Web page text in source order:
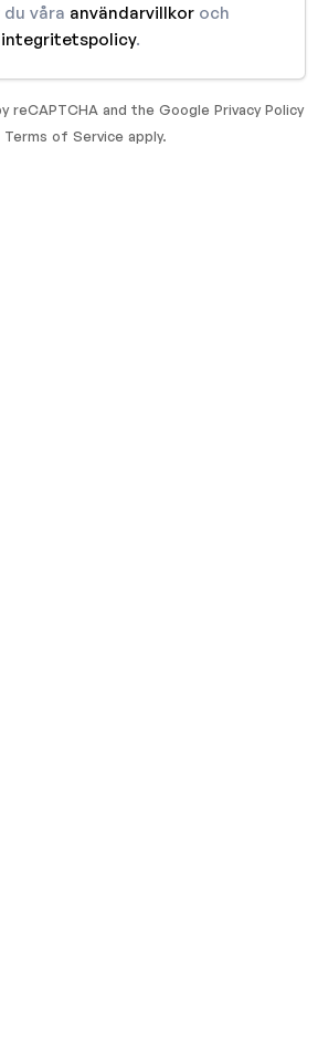
våra användarvillkoroch
integritetspolicy.
reCAPTCHA and the Google Privacy Policy
Terms of Service apply.